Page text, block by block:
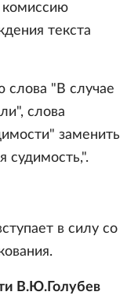
комиссию
текста
слова "В случае
слова
заменить
судимость,".
в силу со
В.Ю.Голубев